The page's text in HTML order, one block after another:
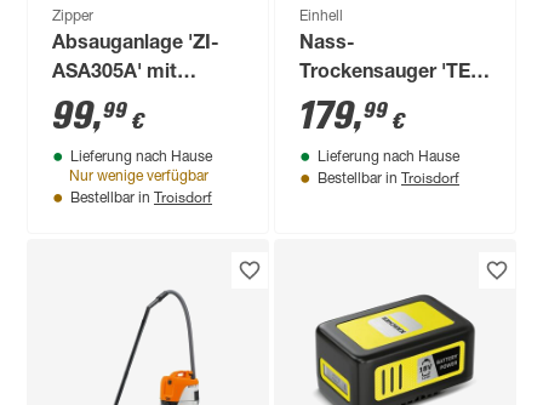
Zipper
Absauganlage 'ZI-
ASA305A' mit
Adapter-Set 1100 W
99,99 €
Lieferung nach Hause
Nur wenige verfügbar
Bestellbar in Troisdorf
Einhell
Nass-
Trockensauger 'TE-
VC 2580 SACL' 1100
W
179,99 €
Lieferung nach Hause
Bestellbar in Troisdorf